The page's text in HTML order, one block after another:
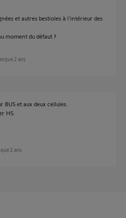
et autres bestioles à l'intérieur des
moment du défaut ?
2 ans
et aux deux cellules.
HS.
2 ans